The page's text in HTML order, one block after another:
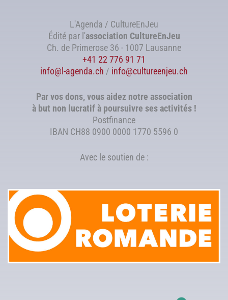
L'Agenda / CultureEnJeu
Édité par l'association CultureEnJeu
Ch. de Primerose 36 - 1007 Lausanne
+41 22 776 91 71
info@l-agenda.ch / info@cultureenjeu.ch
Par vos dons, vous aidez notre association
à but non lucratif à poursuivre ses activités !
Postfinance
IBAN CH88 0900 0000 1770 5596 0
Avec le soutien de :